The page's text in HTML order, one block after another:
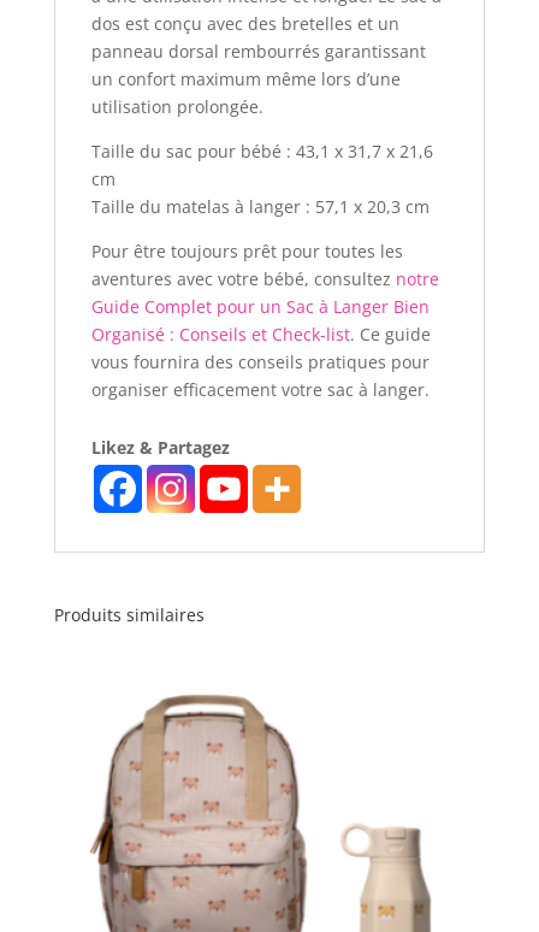
dos est conçu avec des bretelles et un
panneau dorsal rembourrés garantissant
un confort maximum même lors d’une
utilisation prolongée.
Taille du sac pour bébé : 43,1 x 31,7 x 21,6
cm
Taille du matelas à langer : 57,1 x 20,3 cm
Pour être toujours prêt pour toutes les
aventures avec votre bébé, consultez notre
Guide Complet pour un Sac à Langer Bien
Organisé : Conseils et Check-list. Ce guide
vous fournira des conseils pratiques pour
organiser efficacement votre sac à langer.
Likez & Partagez
Produits similaires